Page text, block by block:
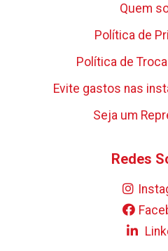
Quem
Política de
Política de
Evite gastos nas
Seja um
Redes